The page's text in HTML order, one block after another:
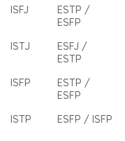
ISFJ
ESTP /
ESFP
ISTJ
ESFJ /
ESTP
ISFP
ESTP /
ESFP
ISTP
ESFP / ISFP